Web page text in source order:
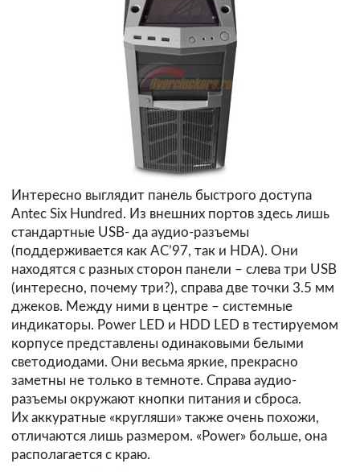
Интересно выглядит панель быстрого доступа
Antec Six Hundred. Из внешних портов здесь лишь
стандартные USB- да аудио-разъемы
(поддерживается как AC’97, так и HDA). Они
находятся с разных сторон панели – слева три USB
(интересно, почему три?), справа две точки 3.5 мм
джеков. Между ними в центре – системные
индикаторы. Power LED и HDD LED в тестируемом
корпусе представлены одинаковыми белыми
светодиодами. Они весьма яркие, прекрасно
заметны не только в темноте. Справа аудио-
разъемы окружают кнопки питания и сброса.
Их аккуратные «кругляши» также очень похожи,
отличаются лишь размером. «Power» больше, она
располагается с краю.